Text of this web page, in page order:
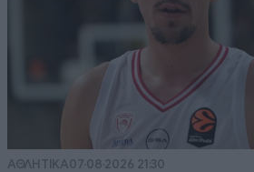
ΑΘΛΗΤΙΚΑ07·08·2026 21:30